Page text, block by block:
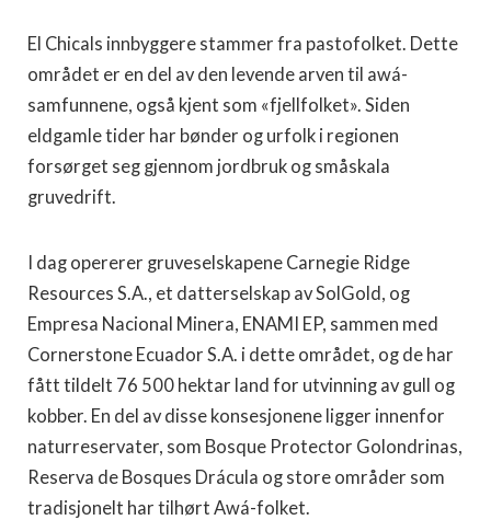
El Chicals innbyggere stammer fra pastofolket. Dette
området er en del av den levende arven til awá-
samfunnene, også kjent som «fjellfolket». Siden
eldgamle tider har bønder og urfolk i regionen
forsørget seg gjennom jordbruk og småskala
gruvedrift.
I dag opererer gruveselskapene Carnegie Ridge
Resources S.A., et datterselskap av SolGold, og
Empresa Nacional Minera, ENAMI EP, sammen med
Cornerstone Ecuador S.A. i dette området, og de har
fått tildelt 76 500 hektar land for utvinning av gull og
kobber. En del av disse konsesjonene ligger innenfor
naturreservater, som Bosque Protector Golondrinas,
Reserva de Bosques Drácula og store områder som
tradisjonelt har tilhørt Awá-folket.